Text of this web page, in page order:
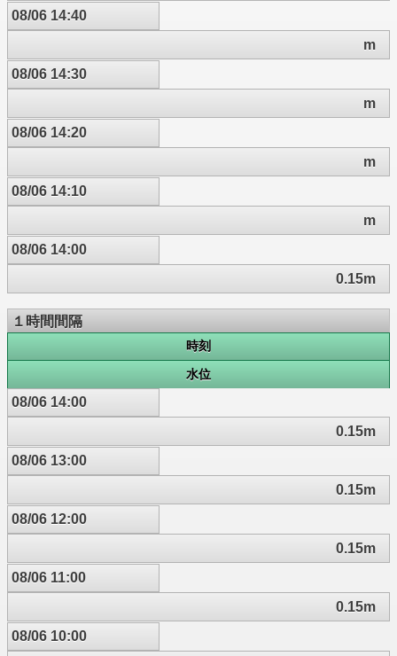
08/06 14:40
m
08/06 14:30
m
08/06 14:20
m
08/06 14:10
m
08/06 14:00
0.15m
１時間間隔
時刻
水位
08/06 14:00
0.15m
08/06 13:00
0.15m
08/06 12:00
0.15m
08/06 11:00
0.15m
08/06 10:00